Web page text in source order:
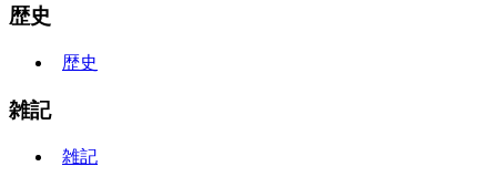
歴史
歴史
雑記
雑記